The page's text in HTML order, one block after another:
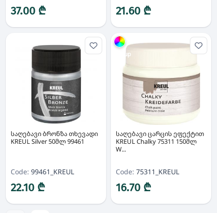
37.00 ₾ 21.60 ₾
საღებავი ბრონზა თხევადი
KREUL Silver 50მლ 99461
Code: 99461_KREUL
22.10 ₾
Group
საღებავი ცარცის ეფექტით
KREUL Chalky 75311 150მლ
W...
Code: 75311_KREUL
16.70 ₾